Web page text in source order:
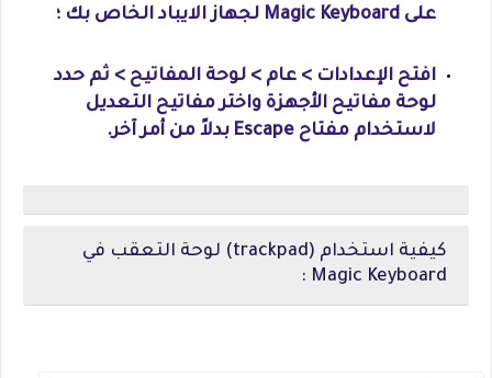
على Magic Keyboard لجهاز الايباد الخاص بك ؛
افتح الإعدادات > عام > لوحة المفاتيح > ثم حدد
لوحة مفاتيح الأجهزة واختر مفاتيح التعديل
لاستخدام مفتاح Escape بدلاً من أمر آخر.
كيفية استخدام (trackpad) لوحة التعقب في
Magic Keyboard :